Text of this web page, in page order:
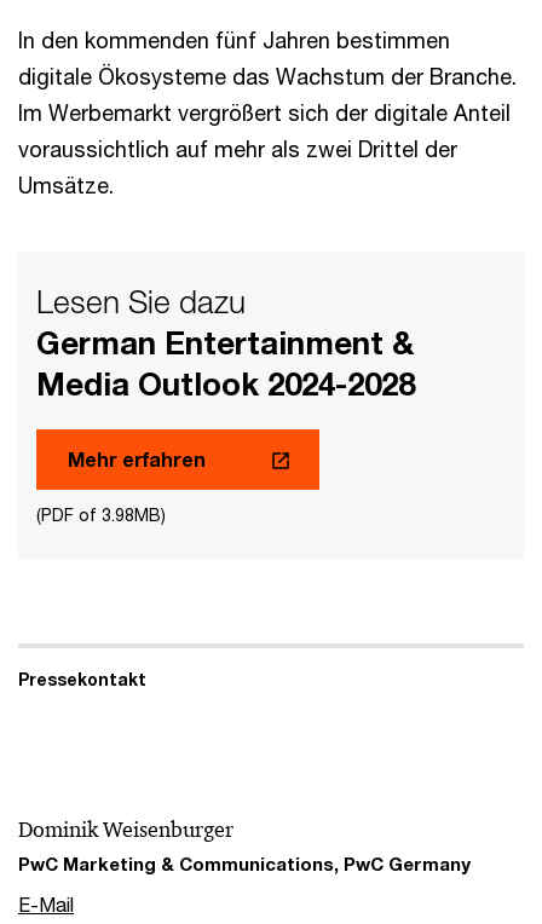
In den kommenden fünf Jahren bestimmen
digitale Ökosysteme das Wachstum der Branche.
Im Werbemarkt vergrößert sich der digitale Anteil
voraussichtlich auf mehr als zwei Drittel der
Umsätze.
Lesen Sie dazu
German Entertainment &
Media Outlook 2024-2028
Mehr erfahren
(PDF of 3.98MB)
Pressekontakt
Dominik Weisenburger
PwC Marketing & Communications, PwC Germany
E-Mail